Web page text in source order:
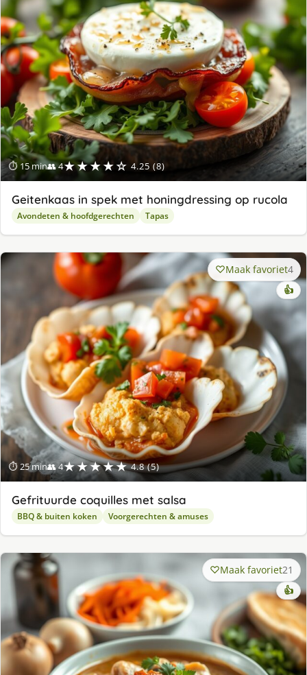
⏱ 15 min👥 4★★★★☆ 4.25 (8)
Geitenkaas in spek met honingdressing op rucola
Avondeten & hoofdgerechten Tapas
⏱ 25 min👥 4★★★★★ 4.8 (5)
Maak favoriet4
👍
Gefrituurde coquilles met salsa
BBQ & buiten koken Voorgerechten & amuses
Maak favoriet21
👍